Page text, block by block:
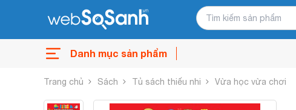
Danh mục sản phẩm
Trang chủ Sách Tủ sách thiếu nhi Vừa học vừa chơi